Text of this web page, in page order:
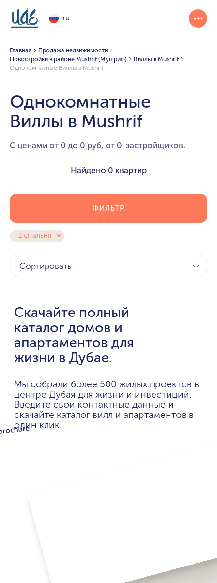
ru
Главная
Продажа недвижимости
Новостройки в районе Mushrif (Мушриф)
Виллы в Mushrif
Однокомнатные Виллы в Mushrif
Однокомнатные
Виллы в Mushrif
С ценами от 0 до 0 руб, от 0 застройщиков.
Найдено 0 квартир
1 спальня
ФИЛЬТР
Сортировать
Скачайте полный
каталог домов и
апартаментов для
жизни в Дубае.
Мы собрали более 500 жилых проектов в
центре Дубая для жизни и инвестиций.
Введите свои контактные данные и
скачайте каталог вилл и апартаментов в
один клик.